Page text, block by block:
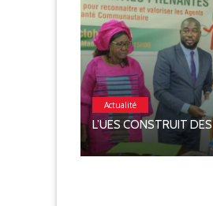
Actualité
L’UES CONSTRUIT